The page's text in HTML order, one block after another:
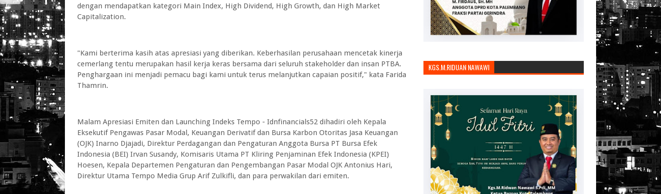
dengan mendapatkan kategori Main Index, High Dividend, High Growth, dan High Market
Capitalization.
"Kami berterima kasih atas apresiasi yang diberikan. Keberhasilan perusahaan mencetak kinerja
cemerlang tentu merupakan hasil kerja keras bersama dari seluruh stakeholder dan insan PTBA.
Penghargaan ini menjadi pemacu bagi kami untuk terus melanjutkan capaian positif," kata Farida
Thamrin.
Malam Apresiasi Emiten dan Launching Indeks Tempo - Idnfinancials52 dihadiri oleh Kepala
Eksekutif Pengawas Pasar Modal, Keuangan Derivatif dan Bursa Karbon Otoritas Jasa Keuangan
(OJK) Inarno Djajadi, Direktur Perdagangan dan Pengaturan Anggota Bursa PT Bursa Efek
Indonesia (BEI) Irvan Susandy, Komisaris Utama PT Kliring Penjaminan Efek Indonesia (KPEI)
Hoesen, Kepala Departemen Pengaturan dan Pengembangan Pasar Modal OJK Antonius Hari,
Direktur Utama Tempo Media Grup Arif Zulkifli, dan para perwakilan dari emiten.
KGS.M.RIDUAN NAWAWI